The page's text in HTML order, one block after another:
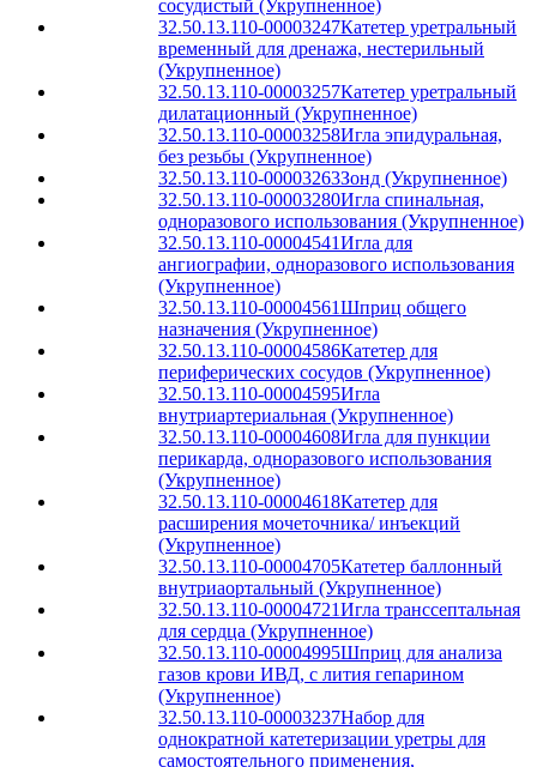
сосудистый (Укрупненное)
32.50.13.110-00003247Катетер уретральный
временный для дренажа, нестерильный
(Укрупненное)
32.50.13.110-00003257Катетер уретральный
дилатационный (Укрупненное)
32.50.13.110-00003258Игла эпидуральная,
без резьбы (Укрупненное)
32.50.13.110-00003263Зонд (Укрупненное)
32.50.13.110-00003280Игла спинальная,
одноразового использования (Укрупненное)
32.50.13.110-00004541Игла для
ангиографии, одноразового использования
(Укрупненное)
32.50.13.110-00004561Шприц общего
назначения (Укрупненное)
32.50.13.110-00004586Катетер для
периферических сосудов (Укрупненное)
32.50.13.110-00004595Игла
внутриартериальная (Укрупненное)
32.50.13.110-00004608Игла для пункции
перикарда, одноразового использования
(Укрупненное)
32.50.13.110-00004618Катетер для
расширения мочеточника/ инъекций
(Укрупненное)
32.50.13.110-00004705Катетер баллонный
внутриаортальный (Укрупненное)
32.50.13.110-00004721Игла транссептальная
для сердца (Укрупненное)
32.50.13.110-00004995Шприц для анализа
газов крови ИВД, с лития гепарином
(Укрупненное)
32.50.13.110-00003237Набор для
однократной катетеризации уретры для
самостоятельного применения,